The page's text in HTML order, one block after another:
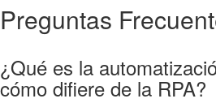
Preguntas
¿Qué es la
cómo difiere de la RPA?